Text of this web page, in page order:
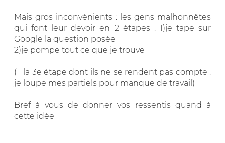
Mais gros inconvénients : les gens malhonnêtes
qui font leur devoir en 2 étapes : 1)je tape sur
Google la question posée
2)je pompe tout ce que je trouve
(+ la 3e étape dont ils ne se rendent pas compte :
je loupe mes partiels pour manque de travail)
Bref à vous de donner vos ressentis quand à
cette idée